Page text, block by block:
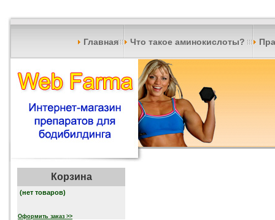
Главная Что такое аминокислоты?
Корзина
(нет товаров)
Оформить заказ >>